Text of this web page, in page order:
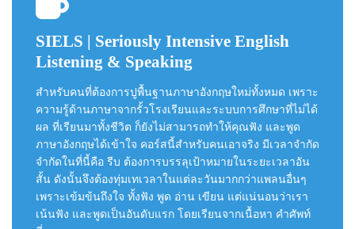
SIELS | Seriously Intensive English
Listening & Speaking
สำหรับคนที่ต้องการปูพื้นฐานภาษาอังกฤษใหม่ทั้งหมด เพราะ
ความรู้ด้านภาษาจากรั้วโรงเรียนและระบบการศึกษาที่ไม่ได้
ผล ที่เรียนมาทั้งชีวิต ก็ยังไม่สามารถทำให้คุณฟัง และพูด
ภาษาอังกฤษได้เข้าใจ คอร์สนี้สำหรับคนเอาจริง มีเวลาจำกัด
จำกัดในที่นี้คือ รีบ ต้องการบรรลุเป้าหมายในระยะเวลาอัน
สั้น ดังนั้นจึงต้องทุ่มเทเวลาในแต่ละวันมากกว่าแพลนอื่นๆ
เพราะเข้มข้นถึงใจ ทั้งฟัง พูด อ่าน เขียน แต่แน่นอนว่าเรา
เน้นฟัง และพูดเป็นอันดับแรก โดยเรียนจากเนื้อหา คำศัพท์